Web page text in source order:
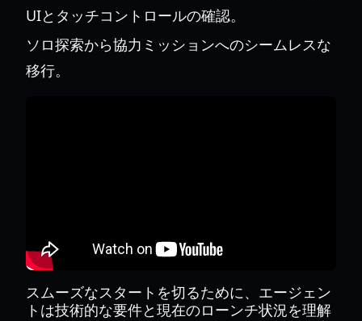
UIとタッチコントロールの確認。
ソロ探索から協力ミッションへのシームレスな
移行。
スムーズなスタートを切るために、エージェン
トは技術的な要件と現在のローンチ状況を理解